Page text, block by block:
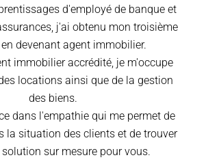
d'employé de banque et
j'ai obtenu mon troisième
devenant agent immobilier.
immobilier accrédité, je m'occupe
locations ainsi que de la gestion
des biens.
dans l'empathie qui me permet de
la situation des clients et de trouver
sur mesure pour vous.